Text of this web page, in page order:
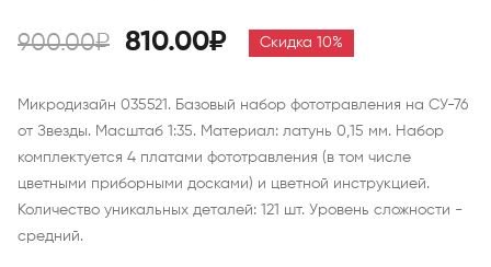
900.00₽ 810.00₽ Скидка 10%
Микродизайн 035521. Базовый набор фототравления на СУ-76
от Звезды. Масштаб 1:35. Материал: латунь 0,15 мм. Набор
комплектуется 4 платами фототравления (в том числе
цветными приборными досками) и цветной инструкцией.
Количество уникальных деталей: 121 шт. Уровень сложности -
средний.